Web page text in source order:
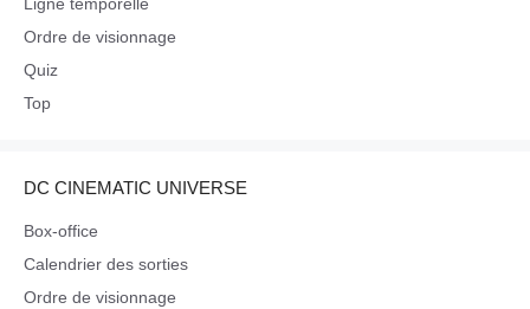
Ordre de visionnage
Quiz
Top
DC CINEMATIC UNIVERSE
Box-office
Calendrier des sorties
Ordre de visionnage